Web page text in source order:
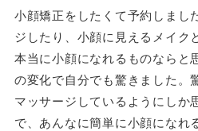
小顔矯正をしたくて予約しまし
ジしたり、小顔に見えるメイク
本当に小顔になれるものならと
の変化で自分でも驚きました。
マッサージしているようにしか
で、あんなに簡単に小顔になれ